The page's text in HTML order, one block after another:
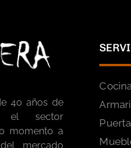
40 años de
el sector
momento a
mercado